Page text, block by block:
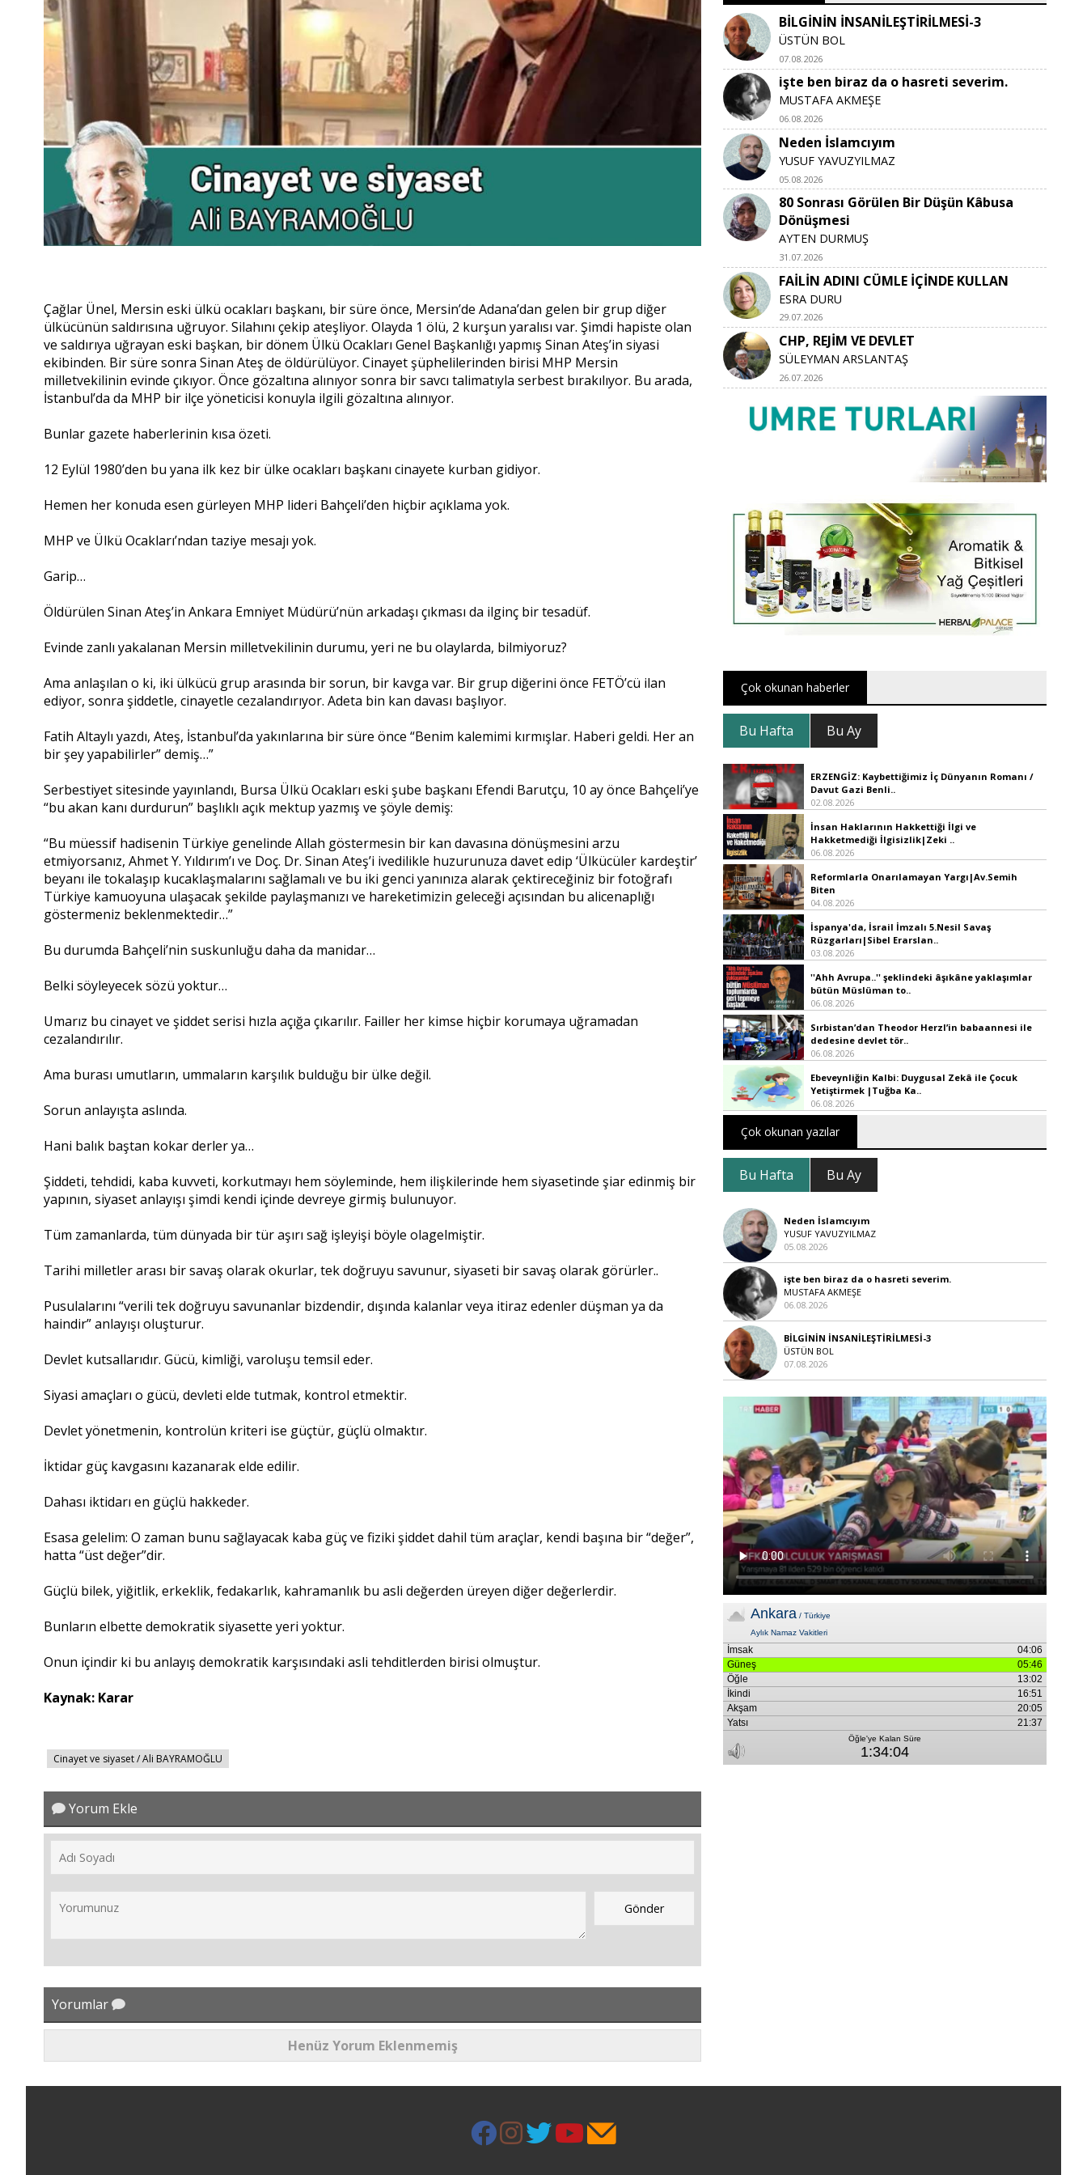
Çağlar Ünel, Mersin eski ülkü ocakları başkanı, bir süre önce, Mersin’de Adana’dan gelen bir grup diğer
ülkücünün saldırısına uğruyor. Silahını çekip ateşliyor. Olayda 1 ölü, 2 kurşun yaralısı var. Şimdi hapiste olan
ve saldırıya uğrayan eski başkan, bir dönem Ülkü Ocakları Genel Başkanlığı yapmış Sinan Ateş’in siyasi
ekibinden. Bir süre sonra Sinan Ateş de öldürülüyor. Cinayet şüphelilerinden birisi MHP Mersin
milletvekilinin evinde çıkıyor. Önce gözaltına alınıyor sonra bir savcı talimatıyla serbest bırakılıyor. Bu arada,
İstanbul’da da MHP bir ilçe yöneticisi konuyla ilgili gözaltına alınıyor.
Bunlar gazete haberlerinin kısa özeti.
12 Eylül 1980’den bu yana ilk kez bir ülke ocakları başkanı cinayete kurban gidiyor.
Hemen her konuda esen gürleyen MHP lideri Bahçeli’den hiçbir açıklama yok.
MHP ve Ülkü Ocakları’ndan taziye mesajı yok.
Garip…
Öldürülen Sinan Ateş’in Ankara Emniyet Müdürü’nün arkadaşı çıkması da ilginç bir tesadüf.
Evinde zanlı yakalanan Mersin milletvekilinin durumu, yeri ne bu olaylarda, bilmiyoruz?
Ama anlaşılan o ki, iki ülkücü grup arasında bir sorun, bir kavga var. Bir grup diğerini önce FETÖ’cü ilan
ediyor, sonra şiddetle, cinayetle cezalandırıyor. Adeta bin kan davası başlıyor.
Fatih Altaylı yazdı, Ateş, İstanbul’da yakınlarına bir süre önce “Benim kalemimi kırmışlar. Haberi geldi. Her an
bir şey yapabilirler” demiş…”
Serbestiyet sitesinde yayınlandı, Bursa Ülkü Ocakları eski şube başkanı Efendi Barutçu, 10 ay önce Bahçeli’ye
“bu akan kanı durdurun” başlıklı açık mektup yazmış ve şöyle demiş:
“Bu müessif hadisenin Türkiye genelinde Allah göstermesin bir kan davasına dönüşmesini arzu
etmiyorsanız, Ahmet Y. Yıldırım’ı ve Doç. Dr. Sinan Ateş’i ivedilikle huzurunuza davet edip ‘Ülkücüler kardeştir’
beyanı ile tokalaşıp kucaklaşmalarını sağlamalı ve bu iki genci yanınıza alarak çektireceğiniz bir fotoğrafı
Türkiye kamuoyuna ulaşacak şekilde paylaşmanızı ve hareketimizin geleceği açısından bu alicenaplığı
göstermeniz beklenmektedir…”
Bu durumda Bahçeli’nin suskunluğu daha da manidar…
Belki söyleyecek sözü yoktur…
Umarız bu cinayet ve şiddet serisi hızla açığa çıkarılır. Failler her kimse hiçbir korumaya uğramadan
cezalandırılır.
Ama burası umutların, ummaların karşılık bulduğu bir ülke değil.
Sorun anlayışta aslında.
Hani balık baştan kokar derler ya…
Şiddeti, tehdidi, kaba kuvveti, korkutmayı hem söyleminde, hem ilişkilerinde hem siyasetinde şiar edinmiş bir
yapının, siyaset anlayışı şimdi kendi içinde devreye girmiş bulunuyor.
Tüm zamanlarda, tüm dünyada bir tür aşırı sağ işleyişi böyle olagelmiştir.
Tarihi milletler arası bir savaş olarak okurlar, tek doğruyu savunur, siyaseti bir savaş olarak görürler..
Pusulalarını “verili tek doğruyu savunanlar bizdendir, dışında kalanlar veya itiraz edenler düşman ya da
haindir” anlayışı oluşturur.
Devlet kutsallarıdır. Gücü, kimliği, varoluşu temsil eder.
Siyasi amaçları o gücü, devleti elde tutmak, kontrol etmektir.
Devlet yönetmenin, kontrolün kriteri ise güçtür, güçlü olmaktır.
İktidar güç kavgasını kazanarak elde edilir.
Dahası iktidarı en güçlü hakkeder.
Esasa gelelim: O zaman bunu sağlayacak kaba güç ve fiziki şiddet dahil tüm araçlar, kendi başına bir “değer”,
hatta “üst değer”dir.
Güçlü bilek, yiğitlik, erkeklik, fedakarlık, kahramanlık bu asli değerden üreyen diğer değerlerdir.
Bunların elbette demokratik siyasette yeri yoktur.
Onun içindir ki bu anlayış demokratik karşısındaki asli tehditlerden birisi olmuştur.
Kaynak: Karar
Cinayet ve siyaset / Ali BAYRAMOĞLU
Yorum Ekle
Yorumlar
Henüz Yorum Eklenmemiş
BİLGİNİN İNSANİLEŞTİRİLMESİ-3
ÜSTÜN BOL
07.08.2026
işte ben biraz da o hasreti severim.
MUSTAFA AKMEŞE
06.08.2026
Neden İslamcıyım
YUSUF YAVUZYILMAZ
05.08.2026
80 Sonrası Görülen Bir Düşün Kâbusa
Dönüşmesi
AYTEN DURMUŞ
31.07.2026
FAİLİN ADINI CÜMLE İÇİNDE KULLAN
ESRA DURU
29.07.2026
CHP, REJİM VE DEVLET
SÜLEYMAN ARSLANTAŞ
26.07.2026
Çok okunan haberler
Bu Hafta Bu Ay
ERZENGİZ: Kaybettiğimiz İç Dünyanın Romanı /
Davut Gazi Benli..
02.08.2026
İnsan Haklarının Hakkettiği İlgi ve
Hakketmediği İlgisizlik|Zeki ..
06.08.2026
Reformlarla Onarılamayan Yargı|Av.Semih
Biten
04.08.2026
İspanya'da, İsrail İmzalı 5.Nesil Savaş
Rüzgarları|Sibel Erarslan..
03.08.2026
''Ahh Avrupa..'' şeklindeki âşıkâne yaklaşımlar
bütün Müslüman to..
06.08.2026
Sırbistan’dan Theodor Herzl’in babaannesi ile
dedesine devlet tör..
06.08.2026
Ebeveynliğin Kalbi: Duygusal Zekâ ile Çocuk
Yetiştirmek |Tuğba Ka..
06.08.2026
Çok okunan yazılar
Bu Hafta Bu Ay
Neden İslamcıyım
YUSUF YAVUZYILMAZ
05.08.2026
işte ben biraz da o hasreti severim.
MUSTAFA AKMEŞE
06.08.2026
BİLGİNİN İNSANİLEŞTİRİLMESİ-3
ÜSTÜN BOL
07.08.2026